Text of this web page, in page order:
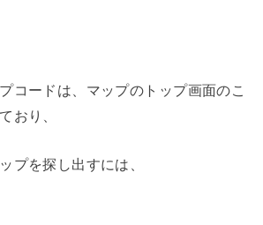
コードは、マップのトップ画面のこ
おり、
プを探し出すには、